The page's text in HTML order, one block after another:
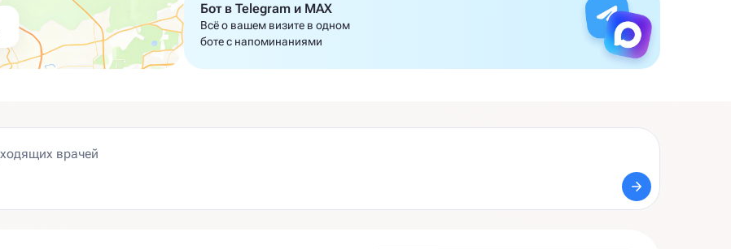
Бот в Telegram и MAX
Всё о вашем визите в одном
боте с напоминаниями